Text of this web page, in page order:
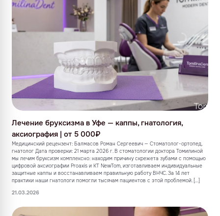
Лечение бруксизма в Уфе — каппы, гнатология,
аксиография | от 5 000₽
Медицинский рецензент: Балмасов Роман Сергеевич — Стоматолог-ортопед,
гнатолог Дата проверки: 21 марта 2026 г. В стоматологии доктора Томилиной
мы лечим бруксизм комплексно: находим причину скрежета зубами с помощью
цифровой аксиографии Proaxis и КТ NewTom, изготавливаем индивидуальные
защитные каппы и восстанавливаем правильную работу ВНЧС. За 14 лет
практики наши гнатологи помогли тысячам пациентов с этой проблемой. […]
21.03.2026